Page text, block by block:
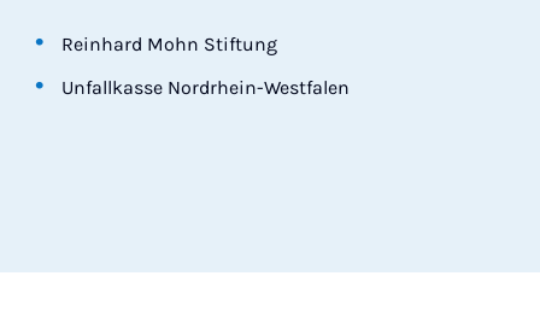
Reinhard Mohn Stiftung
Unfallkasse Nordrhein-Westfalen